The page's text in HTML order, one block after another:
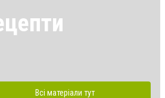
Всі матеріали тут